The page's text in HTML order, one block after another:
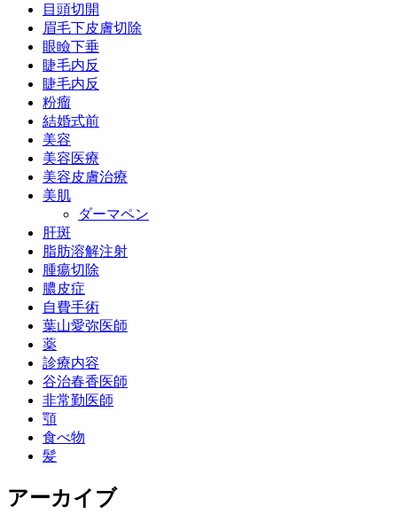
目頭切開
眉毛下皮膚切除
眼瞼下垂
睫毛内反
睫毛内反
粉瘤
結婚式前
美容
美容医療
美容皮膚治療
美肌
ダーマペン
肝斑
脂肪溶解注射
腫瘍切除
膿皮症
自費手術
葉山愛弥医師
薬
診療内容
谷治春香医師
非常勤医師
顎
食べ物
髪
アーカイブ